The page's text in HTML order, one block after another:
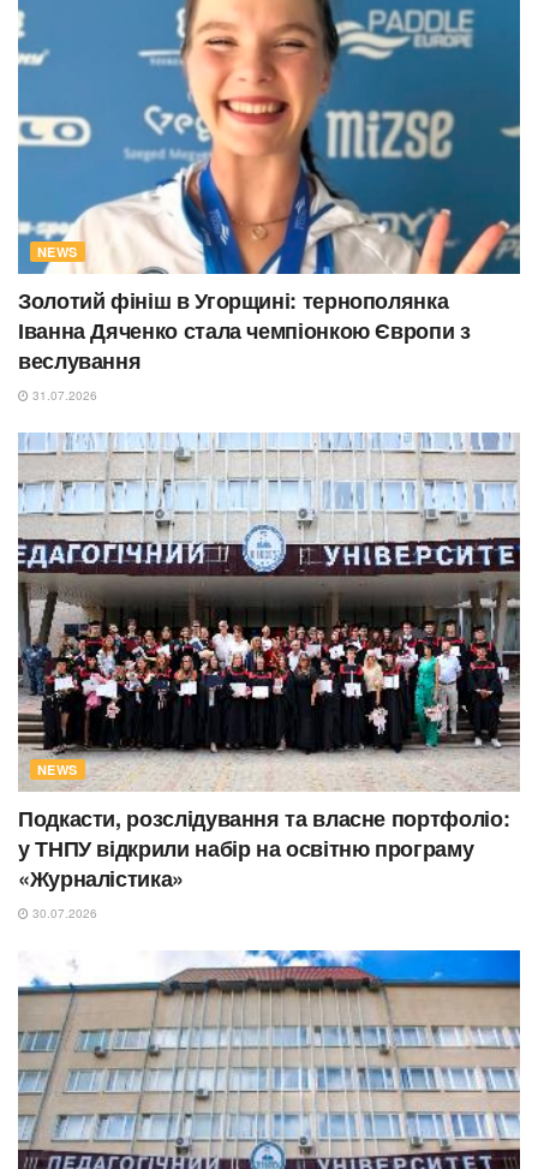
NEWS
Золотий фініш в Угорщині: тернополянка
Іванна Дяченко стала чемпіонкою Європи з
веслування
31.07.2026
NEWS
Подкасти, розслідування та власне портфоліо:
у ТНПУ відкрили набір на освітню програму
«Журналістика»
30.07.2026